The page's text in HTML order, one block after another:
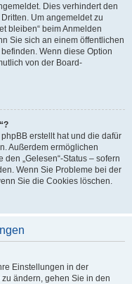
Dies verhindert den
Um angemeldet zu
bleiben“ beim Anmelden
Sie sich an einem öffentlichen
Wenn diese Option
von der Board-
erstellt hat und die dafür
Außerdem ermöglichen
„Gelesen“-Status – sofern
Wenn Sie Probleme bei der
Sie die Cookies löschen.
Einstellungen in der
ändern, gehen Sie in den